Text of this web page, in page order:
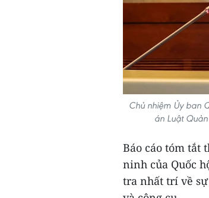
Chủ nhiệm Ủy ban
án Luật
Báo cáo tóm tắt
ninh của Quốc
tra nhất trí về